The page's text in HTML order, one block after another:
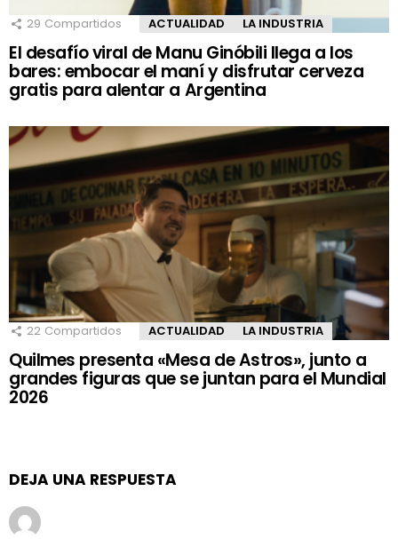
29 Compartidos ACTUALIDAD LA INDUSTRIA
El desafío viral de Manu Ginóbili llega a los
bares: embocar el maní y disfrutar cerveza
gratis para alentar a Argentina
22 Compartidos ACTUALIDAD LA INDUSTRIA
Quilmes presenta «Mesa de Astros», junto a
grandes figuras que se juntan para el Mundial
2026
DEJA UNA RESPUESTA